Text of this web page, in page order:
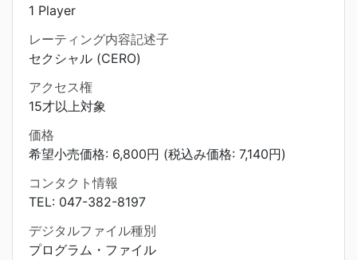
1 Player
レーティング内容記述子
セクシャル (CERO)
アクセス権
15才以上対象
価格
希望小売価格: 6,800円 (税込み価格: 7,140円)
コンタクト情報
TEL: 047-382-8197
デジタルファイル種別
プログラム・ファイル